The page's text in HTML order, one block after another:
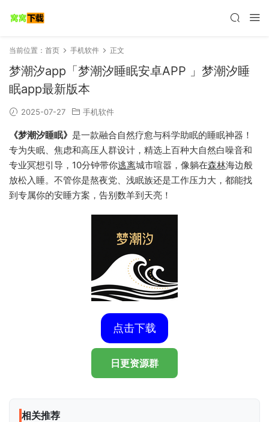
当前位置： 首页 手机软件 正文
梦潮汐app「梦潮汐睡眠安卓APP 」梦潮汐睡
眠app最新版本
2025-07-27 手机软件
《梦潮汐睡眠》 是一款融合自然疗愈与科学助眠的睡眠神器！
专为失眠、焦虑和高压人群设计，精选上百种大自然白噪音和
专业冥想引导，10分钟带你逃离城市喧嚣，像躺在森林海边般
放松入睡。不管你是熬夜党、浅眠族还是工作压力大，都能找
到专属你的安睡方案，告别数羊到天亮！
点击下载
日更资源群
相关推荐